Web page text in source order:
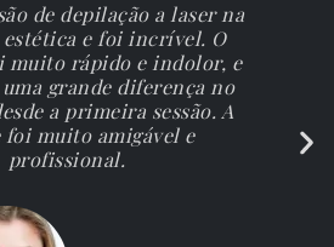
de depilação a laser na
e foi incrível. O
muito rápido e indolor, e
grande diferença no
a primeira sessão. A
foi muito amigável e
profissional.